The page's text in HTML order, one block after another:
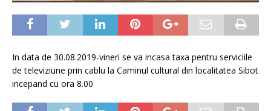
In data de 30.08.2019-vineri se va incasa taxa pentru serviciile
de televiziune prin cablu la Caminul cultural din localitatea Sibot
incepand cu ora 8.00